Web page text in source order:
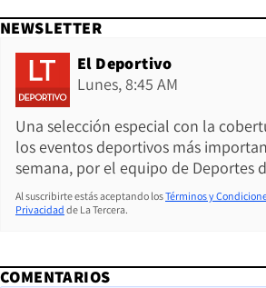
NEWSLETTER
El Deportivo
Lunes, 8:45 AM
Una selección especial con la
los eventos deportivos más
semana, por el equipo de Deportes
Al suscribirte estás aceptando losTérminos y
Privacidad de La Tercera.
COMENTARIOS